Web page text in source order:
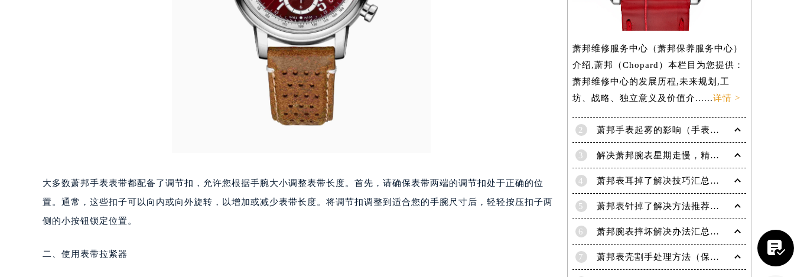
大多数萧邦手表表带都配备了调节扣，允许您根据手腕大小调整表带长度。首先，请确保表带两端的调节扣处于正确的位
置。通常，这些扣子可以向内或向外旋转，以增加或减少表带长度。将调节扣调整到适合您的手腕尺寸后，轻轻按压扣子两
侧的小按钮锁定位置。
二、使用表带拉紧器
萧邦维修服务中心（萧邦保养服务中心）
介绍,萧邦（Chopard）本栏目为您提供：
萧邦维修中心的发展历程,未来规划,工
坊、战略、独立意义及价值介......详情 >
2 萧邦手表起雾的影响（手表起雾维护建议）
3 解决萧邦腕表星期走慢，精准调校秘籍在这里
4 萧邦表耳掉了解决技巧汇总（轻松修复爱表的小妙招）
5 萧邦表针掉了解决方法推荐（轻松修复你的爱表）
6 萧邦腕表摔坏解决办法汇总（专业修复与日常保养技巧）
7 萧邦表壳割手处理方法（保养与修复技巧指南）
